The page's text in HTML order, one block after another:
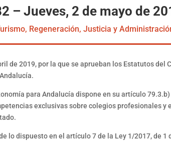
– Jueves, 2 de mayo de
Regeneración, Justicia y
de 2019, por la que se aprueban los Estatutos
para Andalucía dispone en su artículo
exclusivas sobre colegios profesionales
lo dispuesto en el artículo 7 de la Ley 1/2017, de